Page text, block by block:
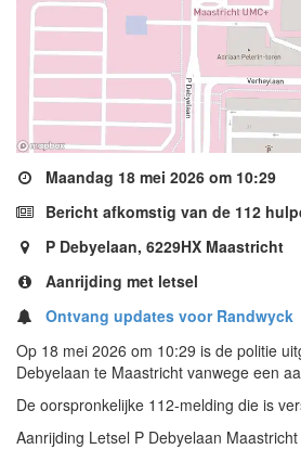
Maandag 18 mei 2026 om 10:29
Bericht afkomstig van de 112
P Debyelaan, 6229HX Maastricht
Aanrijding met letsel
Ontvang updates voor Randwyck
Op 18 mei 2026 om 10:29 is de politie
Debyelaan te Maastricht vanwege een
De oorspronkelijke 112-melding die is
Aanrijding Letsel P Debyelaan Maastricht